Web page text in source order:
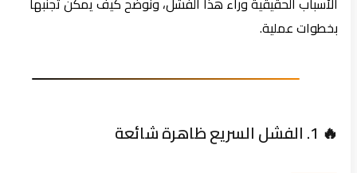
بخطوات عملية.